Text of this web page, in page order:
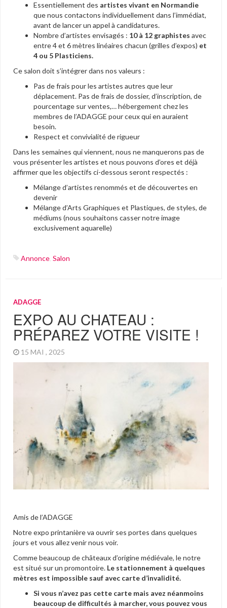
Essentiellement des artistes vivant en Normandie
que nous contactons individuellement dans l’immédiat,
avant de lancer un appel à candidatures.
Nombre d’artistes envisagés : 10 à 12 graphistes avec
entre 4 et 6 mètres linéaires chacun (grilles d’expos) et
4 ou 5 Plasticiens.
Ce salon doit s’intégrer dans nos valeurs :
Pas de frais pour les artistes autres que leur
déplacement. Pas de frais de dossier, d’inscription, de
pourcentage sur ventes,… hébergement chez les
membres de l’ADAGGE pour ceux qui en auraient
besoin.
Respect et convivialité de rigueur
Dans les semaines qui viennent, nous ne manquerons pas de
vous présenter les artistes et nous pouvons d’ores et déjà
affirmer que les objectifs ci-dessous seront respectés :
Mélange d’artistes renommés et de découvertes en
devenir
Mélange d’Arts Graphiques et Plastiques, de styles, de
médiums (nous souhaitons casser notre image
exclusivement aquarelle)
Annonce Salon
ADAGGE
EXPO AU CHATEAU :
PRÉPAREZ VOTRE VISITE !
15 MAI , 2025
Amis de l’ADAGGE
Notre expo printanière va ouvrir ses portes dans quelques
jours et vous allez venir nous voir.
Comme beaucoup de châteaux d’origine médiévale, le notre
est situé sur un promontoire. Le stationnement à quelques
mètres est impossible sauf avec carte d’invalidité.
Si vous n’avez pas cette carte mais avez néanmoins
beaucoup de difficultés à marcher, vous pouvez vous